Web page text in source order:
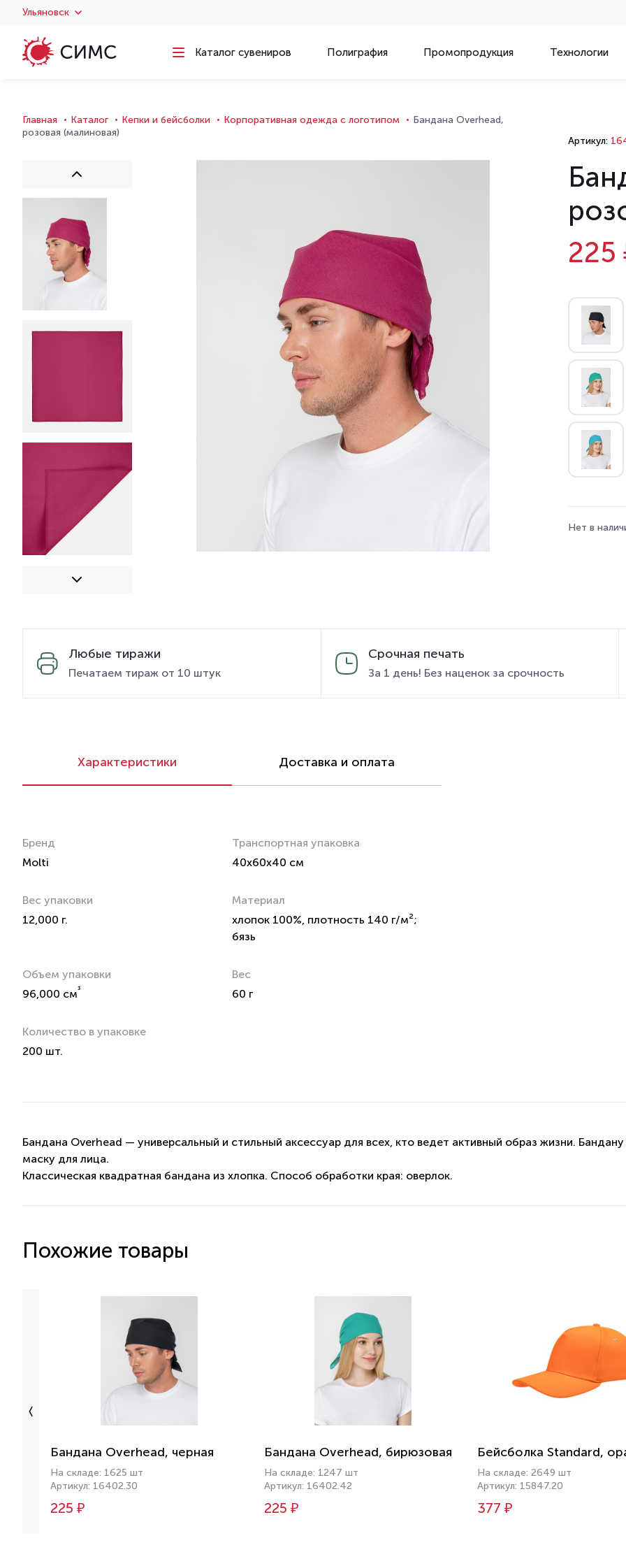
Ульяновск
Каталог сувениров Полиграфия Промопродукция Технологии
Главная Каталог Кепки и бейсболки Корпоративная одежда с логотипом
Бандана Overhead,
розовая (малиновая)
Артикул:
225
Нет в
Любые тиражи
Печатаем тираж от 10 штук
Срочная печать
За 1 день! Без наценок за срочность
Характеристики Доставка и оплата
Бренд
Molti
Транспортная упаковка
40x60x40 см
Вес упаковки
12,000 г.
Материал
хлопок 100%, плотность 140 г/м²;
бязь
Объем упаковки
96,000 см³
Вес
60 г
Количество в упаковке
200 шт.
Бандана Overhead — универсальный и стильный аксессуар для всех, кто ведет активный образ жизни.
маску для лица.
Классическая квадратная бандана из хлопка. Способ обработки края: оверлок.
Похожие товары
Бандана Overhead, черная
На складе: 1625 шт
Артикул: 16402.30
225 ₽
Бандана Overhead, бирюзовая
На складе: 1247 шт
Артикул: 16402.42
225 ₽
Бейсболка Standard,
На складе: 2649 шт
Артикул: 15847.20
377 ₽